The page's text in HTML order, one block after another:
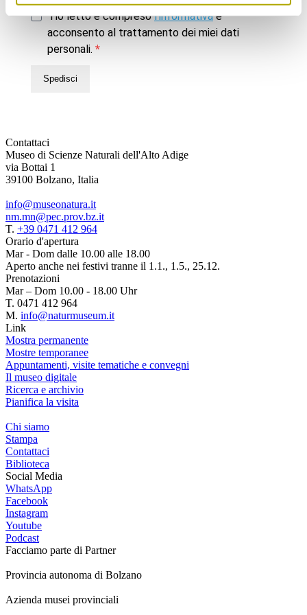
Ho letto e compresol’informativae
acconsento al trattamento dei miei dati
personali.
Spedisci
Contattaci
Museo di Scienze Naturali dell'Alto Adige
via Bottai 1
39100 Bolzano, Italia
info@museonatura.it
nm.mn@pec.prov.bz.it
T. +39 0471 412 964
Orario d'apertura
Mar - Dom dalle 10.00 alle 18.00
Aperto anche nei festivi tranne il 1.1., 1.5., 25.12.
Prenotazioni
Mar – Dom 10.00 - 18.00 Uhr
T. 0471 412 964
M. info@naturmuseum.it
Link
Mostra permanente
Mostre temporanee
Appuntamenti, visite tematiche e convegni
Il museo digitale
Ricerca e archivio
Pianifica la visita
Chi siamo
Stampa
Contattaci
Biblioteca
Social Media
WhatsApp
Facebook
Instagram
Youtube
Podcast
Facciamo parte di Partner
Provincia autonoma di Bolzano
Azienda musei provinciali